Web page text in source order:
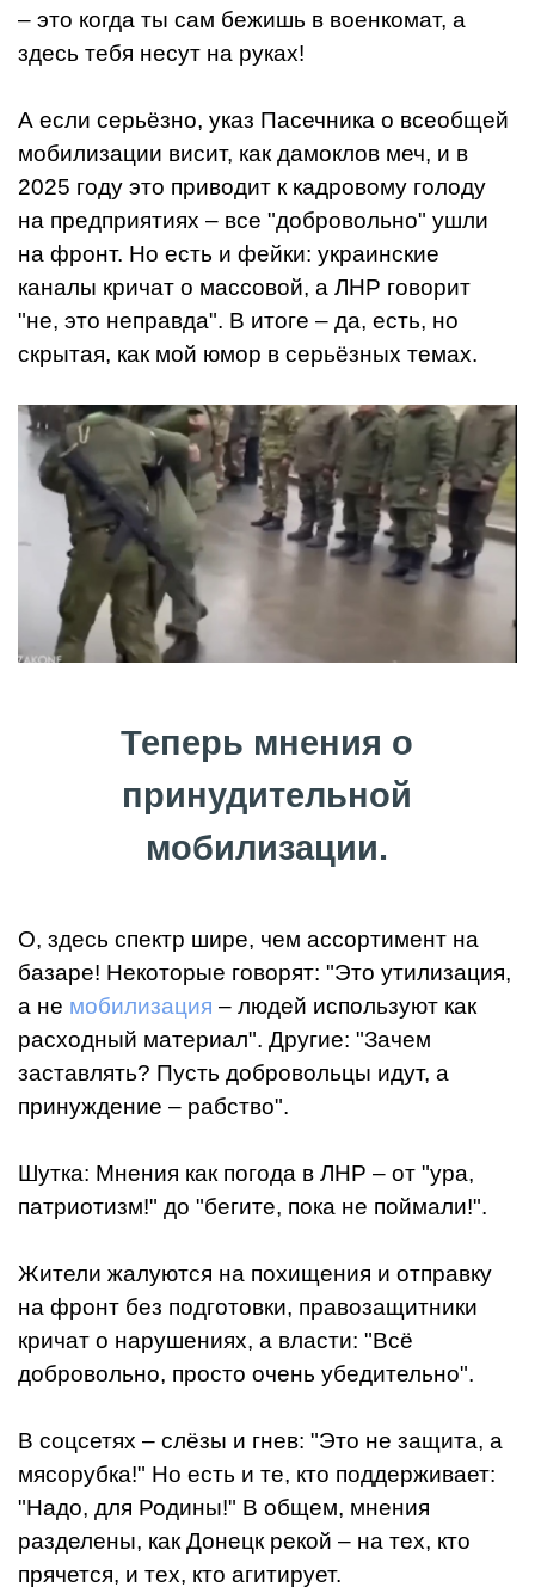
– это когда ты сам бежишь в военкомат, а
здесь тебя несут на руках!
А если серьёзно, указ Пасечника о всеобщей
мобилизации висит, как дамоклов меч, и в
2025 году это приводит к кадровому голоду
на предприятиях – все "добровольно" ушли
на фронт. Но есть и фейки: украинские
каналы кричат о массовой, а ЛНР говорит
"не, это неправда". В итоге – да, есть, но
скрытая, как мой юмор в серьёзных темах.
Теперь мнения о
принудительной
мобилизации.
О, здесь спектр шире, чем ассортимент на
базаре! Некоторые говорят: "Это утилизация,
а не мобилизация – людей используют как
расходный материал". Другие: "Зачем
заставлять? Пусть добровольцы идут, а
принуждение – рабство".
Шутка: Мнения как погода в ЛНР – от "ура,
патриотизм!" до "бегите, пока не поймали!".
Жители жалуются на похищения и отправку
на фронт без подготовки, правозащитники
кричат о нарушениях, а власти: "Всё
добровольно, просто очень убедительно".
В соцсетях – слёзы и гнев: "Это не защита, а
мясорубка!" Но есть и те, кто поддерживает:
"Надо, для Родины!" В общем, мнения
разделены, как Донецк рекой – на тех, кто
прячется, и тех, кто агитирует.